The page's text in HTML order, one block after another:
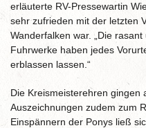
erläuterte RV-Pressewartin
sehr zufrieden mit der letzten
Wanderfalken war. „Die
Fuhrwerke haben jedes
erblassen lassen.“
Die Kreismeisterehren gingen
Auszeichnungen zudem zum
Einspännern der Ponys ließ